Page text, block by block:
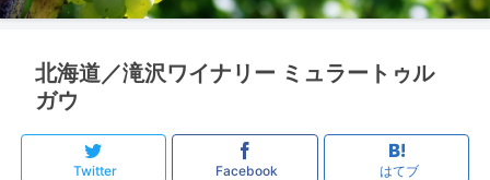
北海道／滝沢ワイナリー ミュラートゥル
ガウ
Twitter Facebook はてブ